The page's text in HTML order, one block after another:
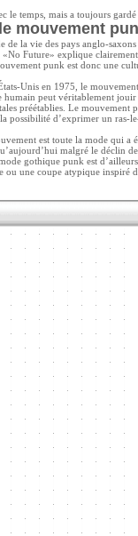
le temps, mais a toujours
mouvement
de la vie des pays anglo-
Future» explique
punk est donc une
Unis en 1975, le
humain peut véritablement
préétablies. Le mouvement
possibilité d’exprimer un ras-
est toute la mode qui
malgré le déclin
gothique punk est
ou une coupe atypique inspiré